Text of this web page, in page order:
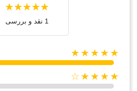
1 نقد و بررسی
★★★★★
★★★★☆